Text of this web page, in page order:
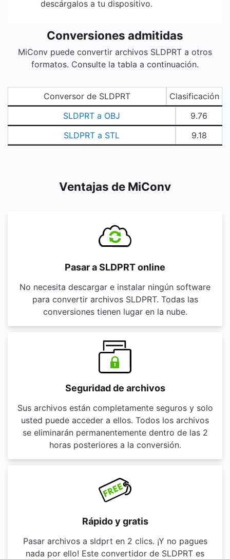
descárgalos a tu dispositivo.
Conversiones admitidas
MiConv puede convertir archivos SLDPRT a otros
formatos. Consulte la tabla a continuación.
Conversor de SLDPRT
Clasificación
SLDPRT a OBJ
9.76
SLDPRT a STL
9.18
Ventajas de MiConv
Pasar a SLDPRT online
No necesita descargar e instalar ningún software
para convertir archivos SLDPRT. Todas las
conversiones tienen lugar en la nube.
Seguridad de archivos
Sus archivos están completamente seguros y solo
usted puede acceder a ellos. Todos los archivos
se eliminarán permanentemente dentro de las 2
horas posteriores a la conversión.
Rápido y gratis
Pasar archivos a sldprt en 2 clics. ¡Y no pagues
nada por ello! Este convertidor de SLDPRT es